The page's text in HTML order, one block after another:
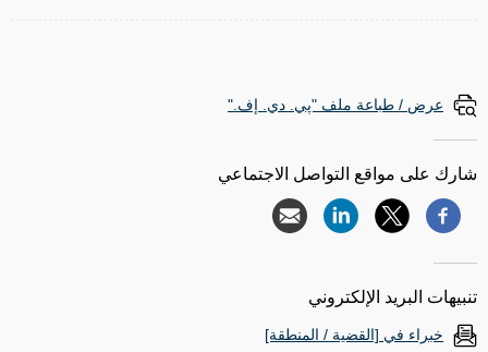
عرض / طباعة ملف "پي. دي. إف."
شارك على مواقع التواصل الاجتماعي
تنبيهات البريد الإلكتروني
خبراء في [القضية / المنطقة]